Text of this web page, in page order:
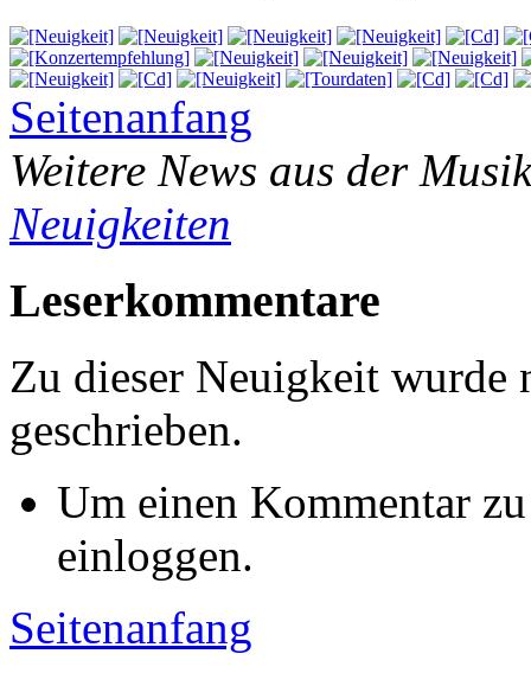
Seitenanfang
Weitere News aus der
Neuigkeiten
Leserkommentare
Zu dieser Neuigkeit wurde
geschrieben.
Um einen Kommentar
einloggen.
Seitenanfang